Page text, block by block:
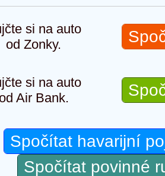
si na auto
od Zonky.
si na auto
Air Bank.
Spočítat havarijní
Spočítat povinné